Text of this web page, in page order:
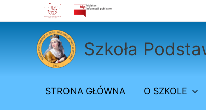
Szkoła
STRONA GŁÓWNA O SZKOLE